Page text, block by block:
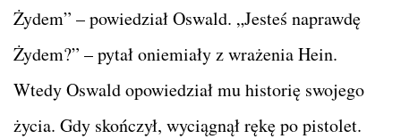
Żydem” – powiedział Oswald. „Jesteś naprawdę
Żydem?” – pytał oniemiały z wrażenia Hein.
Wtedy Oswald opowiedział mu historię swojego
życia. Gdy skończył, wyciągnął rękę po pistolet.